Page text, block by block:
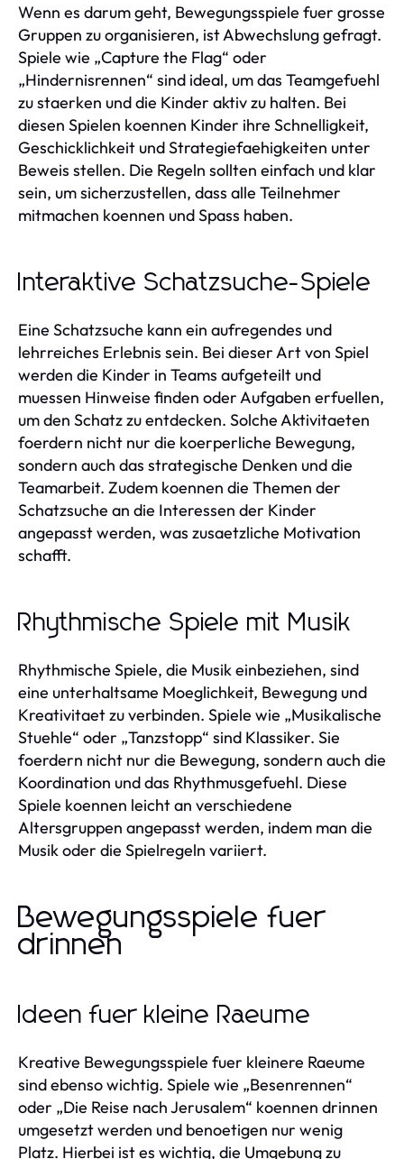
Wenn es darum geht, Bewegungsspiele fuer grosse
Gruppen zu organisieren, ist Abwechslung gefragt.
Spiele wie „Capture the Flag“ oder
„Hindernisrennen“ sind ideal, um das Teamgefuehl
zu staerken und die Kinder aktiv zu halten. Bei
diesen Spielen koennen Kinder ihre Schnelligkeit,
Geschicklichkeit und Strategiefaehigkeiten unter
Beweis stellen. Die Regeln sollten einfach und klar
sein, um sicherzustellen, dass alle Teilnehmer
mitmachen koennen und Spass haben.
Interaktive Schatzsuche-Spiele
Eine Schatzsuche kann ein aufregendes und
lehrreiches Erlebnis sein. Bei dieser Art von Spiel
werden die Kinder in Teams aufgeteilt und
muessen Hinweise finden oder Aufgaben erfuellen,
um den Schatz zu entdecken. Solche Aktivitaeten
foerdern nicht nur die koerperliche Bewegung,
sondern auch das strategische Denken und die
Teamarbeit. Zudem koennen die Themen der
Schatzsuche an die Interessen der Kinder
angepasst werden, was zusaetzliche Motivation
schafft.
Rhythmische Spiele mit Musik
Rhythmische Spiele, die Musik einbeziehen, sind
eine unterhaltsame Moeglichkeit, Bewegung und
Kreativitaet zu verbinden. Spiele wie „Musikalische
Stuehle“ oder „Tanzstopp“ sind Klassiker. Sie
foerdern nicht nur die Bewegung, sondern auch die
Koordination und das Rhythmusgefuehl. Diese
Spiele koennen leicht an verschiedene
Altersgruppen angepasst werden, indem man die
Musik oder die Spielregeln variiert.
Bewegungsspiele fuer
drinnen
Ideen fuer kleine Raeume
Kreative Bewegungsspiele fuer kleinere Raeume
sind ebenso wichtig. Spiele wie „Besenrennen“
oder „Die Reise nach Jerusalem“ koennen drinnen
umgesetzt werden und benoetigen nur wenig
Platz. Hierbei ist es wichtig, die Umgebung zu